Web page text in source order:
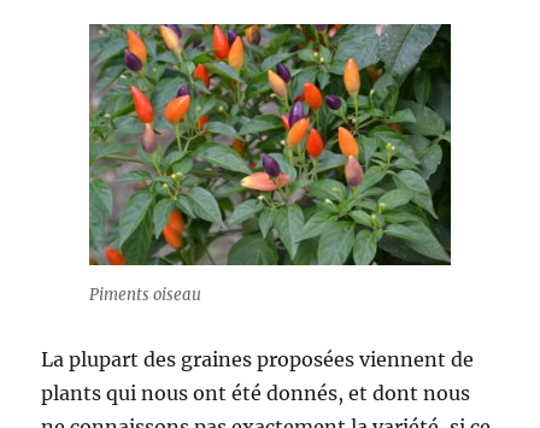
Piments oiseau
La plupart des graines proposées viennent de
plants qui nous ont été donnés, et dont nous